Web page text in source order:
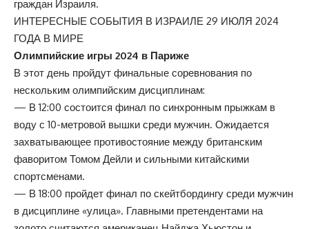
граждан Израиля.
ИНТЕРЕСНЫЕ СОБЫТИЯ В ИЗРАИЛЕ 29 ИЮЛЯ 2024
ГОДА В МИРЕ
Олимпийские игры 2024 в Париже
В этот день пройдут финальные соревнования по
нескольким олимпийским дисциплинам:
— В 12:00 состоится финал по синхронным прыжкам в
воду с 10-метровой вышки среди мужчин. Ожидается
захватывающее противостояние между британским
фаворитом Томом Дейли и сильными китайскими
спортсменами.
— В 18:00 пройдет финал по скейтбордингу среди мужчин
в дисциплине «улица». Главными претендентами на